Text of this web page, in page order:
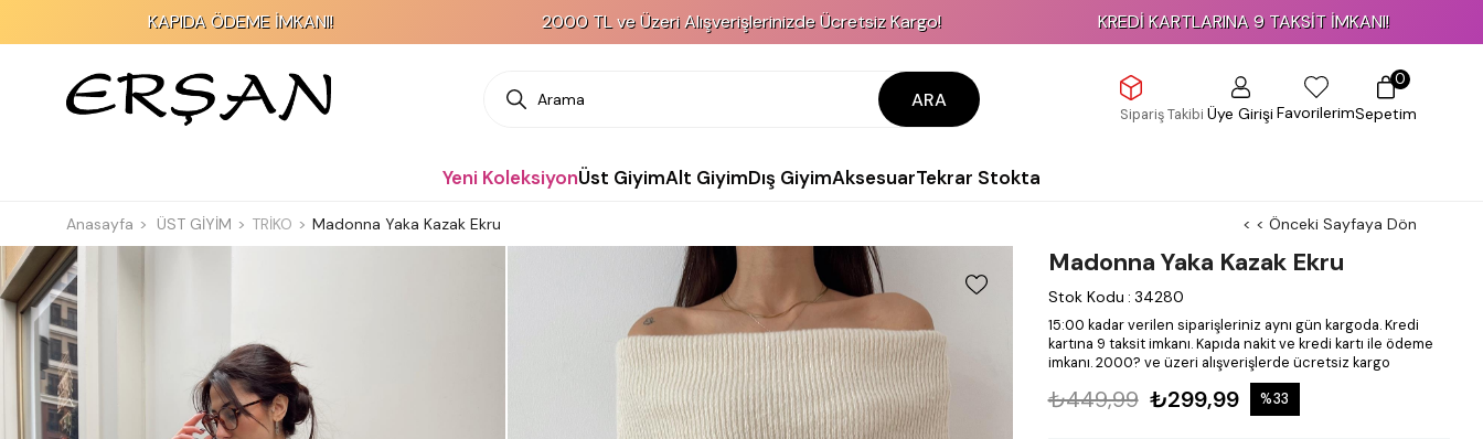
KAPIDA ÖDEME İMKANI! 2000 TL ve Üzeri Alışverişlerinizde Ücretsiz Kargo! KREDİ KARTLARINA 9 TAKSİT İMKANI!
ARA
Sipariş Takibi Üye GirişiFavorilerimSepetim
0
Yeni KoleksiyonÜst GiyimAlt GiyimDış GiyimAksesuarTekrar Stokta
Anasayfa ÜST GİYİM TRİKO Madonna Yaka Kazak Ekru < < Önceki Sayfaya Dön
Madonna Yaka Kazak Ekru
Stok Kodu : 34280
15:00 kadar verilen siparişleriniz aynı gün kargoda. Kredi
kartına 9 taksit imkanı. Kapıda nakit ve kredi kartı ile ödeme
imkanı. 2000? ve üzeri alışverişlerde ücretsiz kargo
₺449,99 ₺299,99 %33